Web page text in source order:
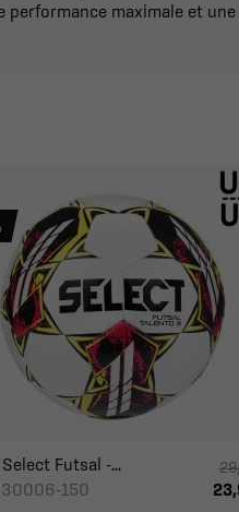
maximale et
Futsal -...
150